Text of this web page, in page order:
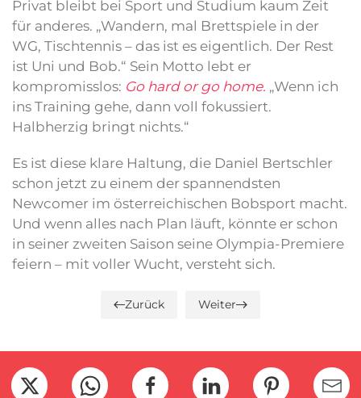
Privat bleibt bei Sport und Studium kaum Zeit
für anderes. „Wandern, mal Brettspiele in der
WG, Tischtennis – das ist es eigentlich. Der Rest
ist Uni und Bob.“ Sein Motto lebt er
kompromisslos: Go hard or go home. „Wenn ich
ins Training gehe, dann voll fokussiert.
Halbherzig bringt nichts.“
Es ist diese klare Haltung, die Daniel Bertschler
schon jetzt zu einem der spannendsten
Newcomer im österreichischen Bobsport macht.
Und wenn alles nach Plan läuft, könnte er schon
in seiner zweiten Saison seine Olympia-Premiere
feiern – mit voller Wucht, versteht sich.
Zurück Weiter